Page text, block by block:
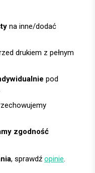
na inne/dodać
drukiem z pełnym
pod
zgodność
, sprawdź opinie.